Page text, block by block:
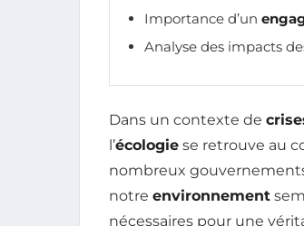
Importance d’un
Analyse des impacts
Dans un contexte de
l’écologie se retrouve au
nombreux
notre environnement
nécessaires pour une